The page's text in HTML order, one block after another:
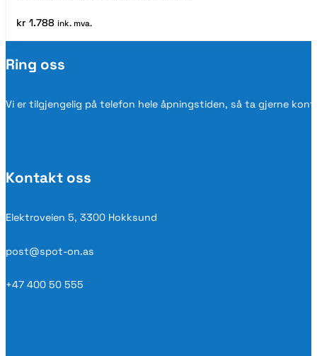
kr 1.788 ink. mva.
Ring oss
Vi er tilgjengelig på telefon hele åpningstiden, så ta gjerne
Kontakt oss
Elektroveien 5, 3300 Hokksund
post@spot-on.as
+47 400 50 555